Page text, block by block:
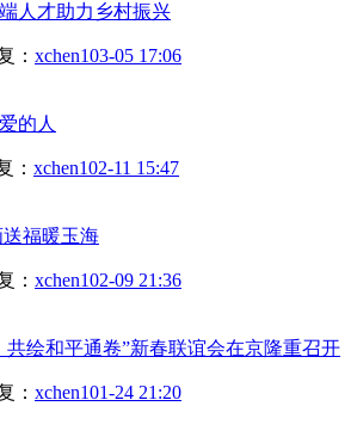
人才助力乡村振兴
： xchen103-05 17:06
的人
： xchen102-11 15:47
福暖玉海
： xchen102-09 21:36
共绘和平通卷”新春联谊会在京隆重召开
： xchen101-24 21:20